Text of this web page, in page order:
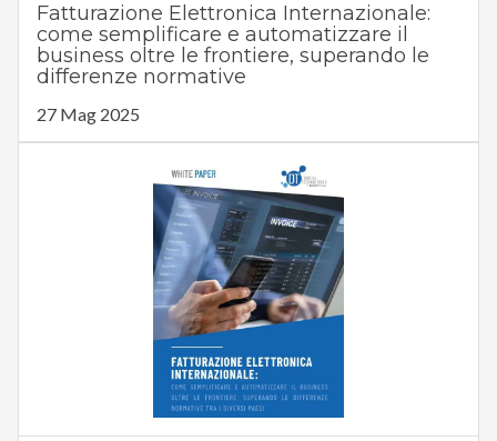
Fatturazione Elettronica Internazionale:
come semplificare e automatizzare il
business oltre le frontiere, superando le
differenze normative
27 Mag 2025